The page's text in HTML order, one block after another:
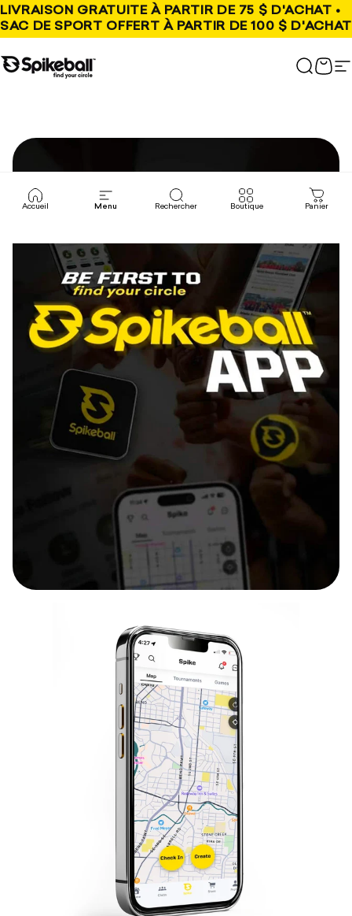
Aller au contenu
LIVRAISON GRATUITE À PARTIR DE 75 $ D'ACHAT •
SAC DE SPORT OFFERT À PARTIR DE 100 $ D'ACHAT
Boutique Spikeball
Accueil Menu Rechercher Boutique Panier